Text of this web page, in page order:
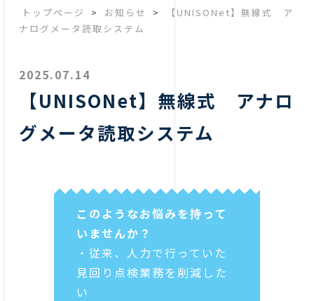
トップページ > お知らせ >
【UNISONet】無線式 ア
ナログメータ読取システム
2025.07.14
【UNISONet】無線式 アナロ
グメータ読取システム
このようなお悩みを持って
いませんか？
・従来、人力で行っていた
見回り点検業務を削減した
い